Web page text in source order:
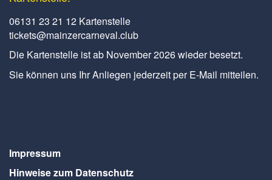
06131 23 21 12 Kartenstelle
tickets@mainzercarneval.club
Die Kartenstelle ist ab November 2026 wieder besetzt.
Sie können uns Ihr Anliegen jederzeit per E-Mail mitteilen.
Impressum
Hinweise zum Datenschutz